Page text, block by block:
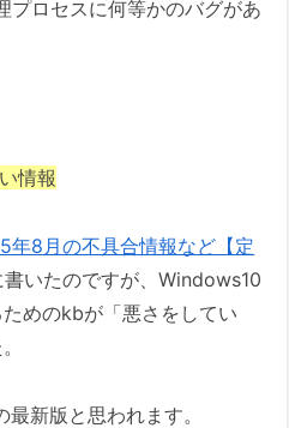
プロセスに何等かのバグがあ
情報
年8月の不具合情報など【定
いたのですが、Windows10
めのkbが「悪さをしてい
新版と思われます。